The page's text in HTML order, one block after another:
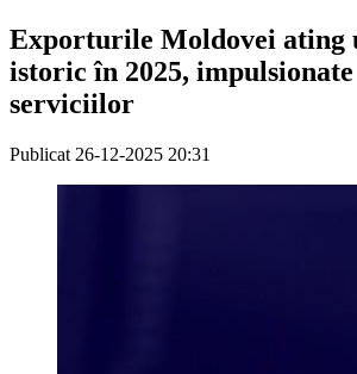
Exporturile Moldovei ating
istoric în 2025,
serviciilor
Publicat 26-12-2025 20:31